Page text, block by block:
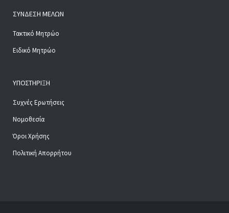
ΣΎΝΔΕΣΗ ΜΕΛΏΝ
Τακτικό Μητρώο
Ειδικό Μητρώο
ΥΠΟΣΤΉΡΙΞΗ
Συχνές Ερωτήσεις
Νομοθεσία
Όροι Χρήσης
Πολιτική Απορρήτου